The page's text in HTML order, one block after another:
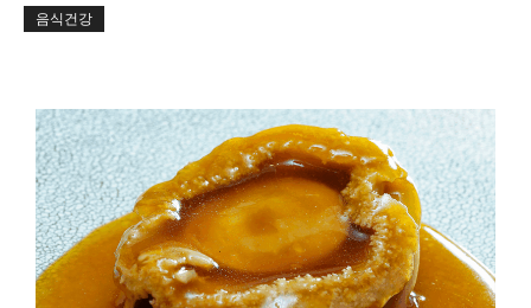
음식건강